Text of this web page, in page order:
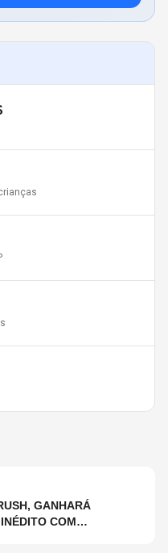
GANHARÁ
COM